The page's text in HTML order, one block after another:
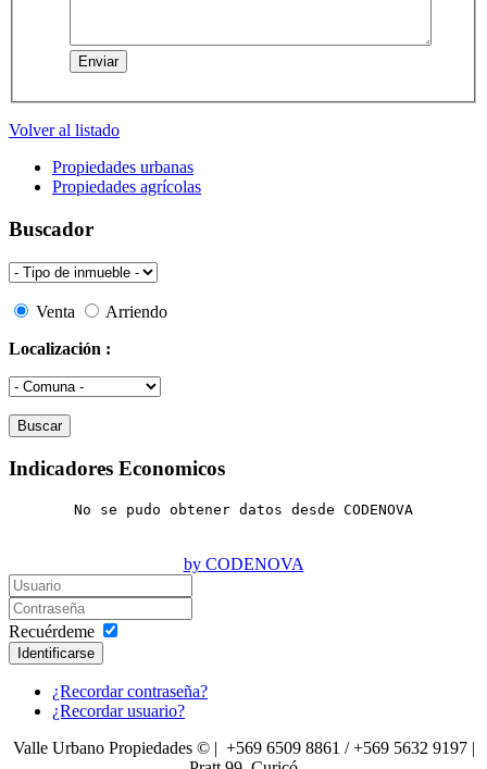
Volver al listado
Propiedades urbanas
Propiedades agrícolas
Buscador
Venta
Arriendo
Localización :
Indicadores Economicos
No se pudo obtener datos desde CODENOVA
by CODENOVA
Recuérdeme
Identificarse
¿Recordar contraseña?
¿Recordar usuario?
Valle Urbano Propiedades © | +569 6509 8861 / +569 5632 9197 |